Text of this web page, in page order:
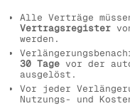
Alle Verträge
Vertragsregister
werden.
30 Tage vor der
ausgelöst.
Vor jeder
Nutzungs- und